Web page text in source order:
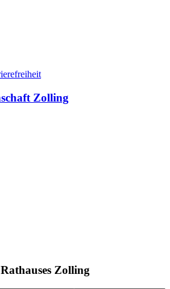
Zolling
Zolling